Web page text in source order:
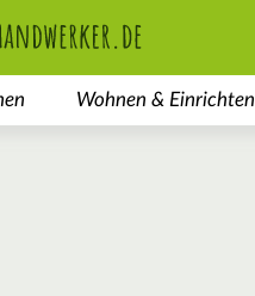
Wohnen & Einrichten